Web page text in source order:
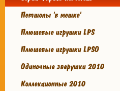
Петшопы 'в мешке'
Плюшевые игрушки LPS
Плюшевые игрушки LPSO
Одиночные зверушки 2010
Коллекционные 2010